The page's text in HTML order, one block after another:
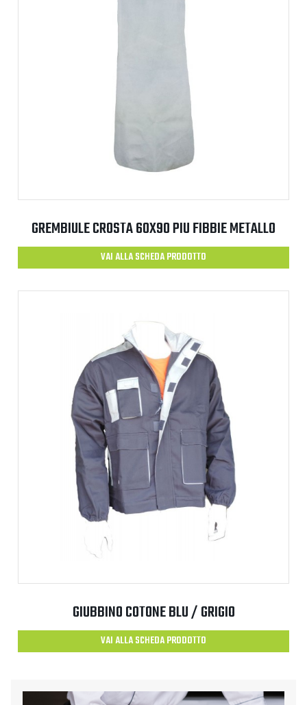
GREMBIULE CROSTA 60X90 PIU FIBBIE METALLO
VAI ALLA SCHEDA PRODOTTO
GIUBBINO COTONE BLU / GRIGIO
VAI ALLA SCHEDA PRODOTTO